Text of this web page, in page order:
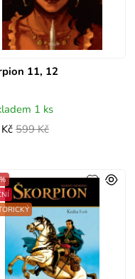
11, 12
1 ks
599 Kč